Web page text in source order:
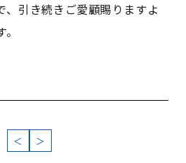
、引き続きご愛顧賜りますよ
＜ ＞